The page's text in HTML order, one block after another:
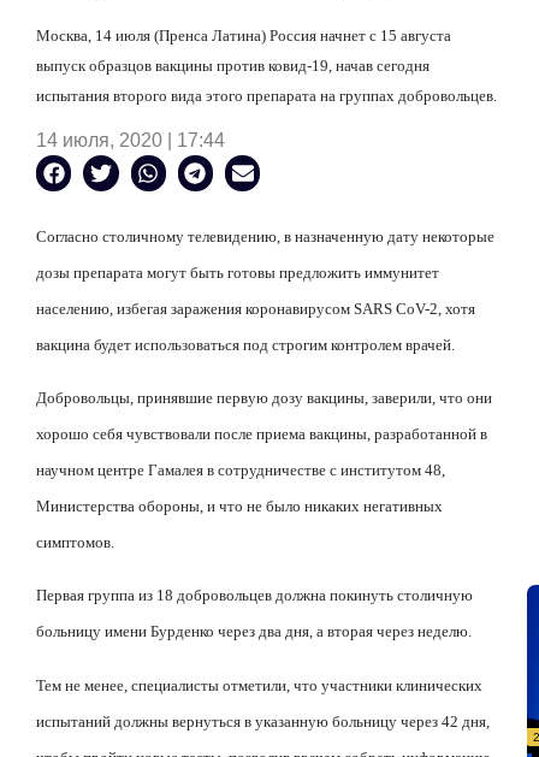
Москва, 14 июля (Пренса Латина) Россия начнет с 15 августа
выпуск образцов вакцины против ковид-19, начав сегодня
испытания второго вида этого препарата на группах добровольцев.
14 июля, 2020 | 17:44
Согласно столичному телевидению, в назначенную дату некоторые
дозы препарата могут быть готовы предложить иммунитет
населению, избегая заражения коронавирусом SARS CoV-2, хотя
вакцина будет использоваться под строгим контролем врачей.
Добровольцы, принявшие первую дозу вакцины, заверили, что они
хорошо себя чувствовали после приема вакцины, разработанной в
научном центре Гамалея в сотрудничестве с институтом 48,
Министерства обороны, и что не было никаких негативных
симптомов.
Первая группа из 18 добровольцев должна покинуть столичную
больницу имени Бурденко через два дня, а вторая через неделю.
Тем не менее, специалисты отметили, что участники клинических
испытаний должны вернуться в указанную больницу через 42 дня,